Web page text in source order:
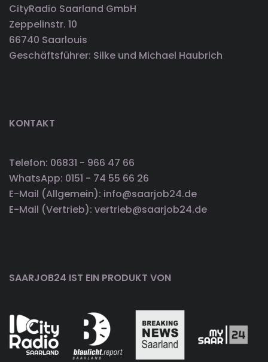
CityRadio Saarland GmbH
Zeppelinstr. 10
66740 Saarlouis
Geschäftsführer: Silke und Michael Haubrich
KONTAKT
Telefon: 06831 - 966 47 66
WhatsApp: 0151 - 74 55 66 26
E-Mail (Allgemein): info@saarjob24.de
E-Mail (Vertrieb): vertrieb@saarjob24.de
SAARJOB24 IST EIN PRODUKT VON